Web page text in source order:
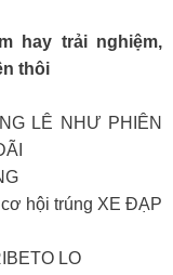
hay trải nghiệm,
thôi
LÊ NHƯ PHIÊN
hội trúng XE ĐẠP
LO